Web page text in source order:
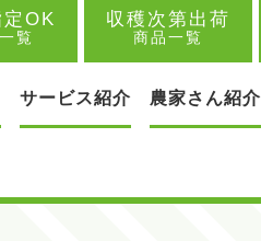
サービス紹介 農家さん紹介
定OK
覧
収穫次第出荷
商品一覧